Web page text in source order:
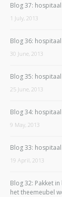
Blog 37:
1 July, 2013
Blog 36:
30 June, 2013
Blog 35:
25 June, 2013
Blog 34:
9 May, 2013
Blog 33:
19 April, 2013
Blog 32: Pakket
het theemeubel